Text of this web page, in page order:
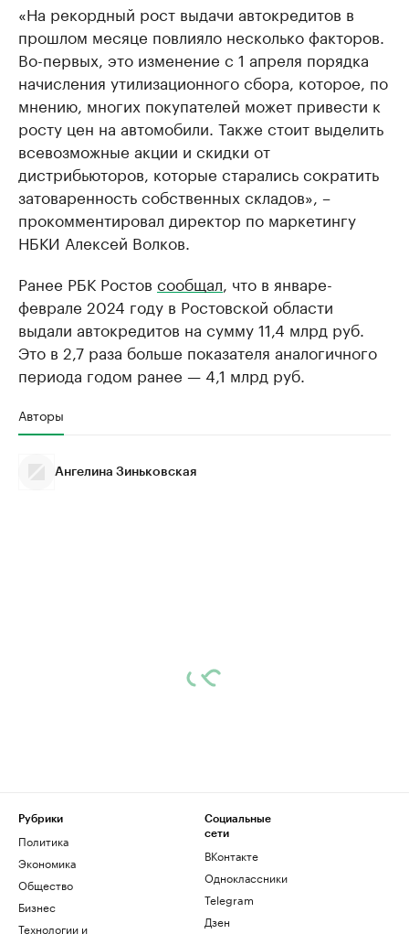
«На рекордный рост выдачи автокредитов в
прошлом месяце повлияло несколько факторов.
Во-первых, это изменение с 1 апреля порядка
начисления утилизационного сбора, которое, по
мнению, многих покупателей может привести к
росту цен на автомобили. Также стоит выделить
всевозможные акции и скидки от
дистрибьюторов, которые старались сократить
затоваренность собственных складов», –
прокомментировал директор по маркетингу
НБКИ Алексей Волков.
Ранее РБК Ростов сообщал , что в январе-
феврале 2024 году в Ростовской области
выдали автокредитов на сумму 11,4 млрд руб.
Это в 2,7 раза больше показателя аналогичного
периода годом ранее — 4,1 млрд руб.
Авторы
Ангелина Зиньковская
Рубрики
Политика
Экономика
Общество
Бизнес
Технологии и
Социальные
сети
ВКонтакте
Одноклассники
Telegram
Дзен